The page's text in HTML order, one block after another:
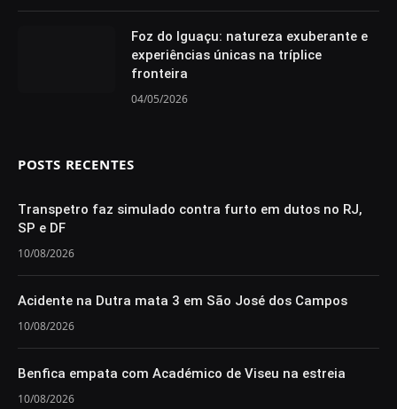
Foz do Iguaçu: natureza exuberante e
experiências únicas na tríplice
fronteira
04/05/2026
POSTS RECENTES
Transpetro faz simulado contra furto em dutos no RJ,
SP e DF
10/08/2026
Acidente na Dutra mata 3 em São José dos Campos
10/08/2026
Benfica empata com Académico de Viseu na estreia
10/08/2026